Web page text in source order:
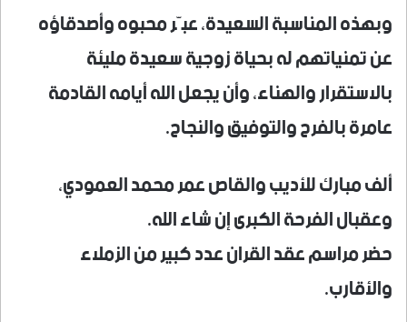
وبهذه المناسبة السعيدة، عبّر محبوه وأصدقاؤه
عن تمنياتهم له بحياة زوجية سعيدة مليئة
بالاستقرار والهناء، وأن يجعل الله أيامه القادمة
عامرة بالفرح والتوفيق والنجاح.
ألف مبارك للأديب والقاص عمر محمد العمودي،
وعقبال الفرحة الكبرى إن شاء الله.
حضر مراسم عقد القران عدد كبير من الزملاء
والأقارب.